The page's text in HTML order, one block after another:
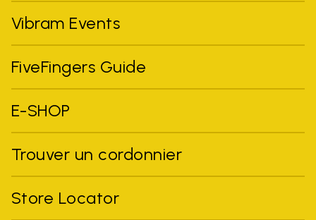
Vibram Events
FiveFingers Guide
E-SHOP
Trouver un cordonnier
Store Locator